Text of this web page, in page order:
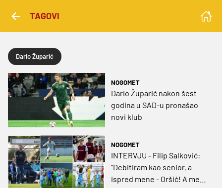
TAGOVI
Dario Župarić
NOGOMET
Dario Župarić nakon šest
godina u SAD-u pronašao
novi klub
NOGOMET
INTERVJU - Filip Salković:
"Debitiram kao senior, a
ispred mene - Oršić! A meni